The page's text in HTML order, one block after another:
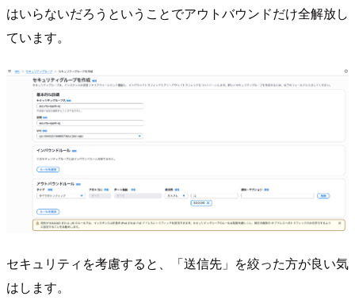
はいらないだろうということでアウトバウンドだけ全解放し
ています。
セキュリティを考慮すると、「送信先」を絞った方が良い気
はします。